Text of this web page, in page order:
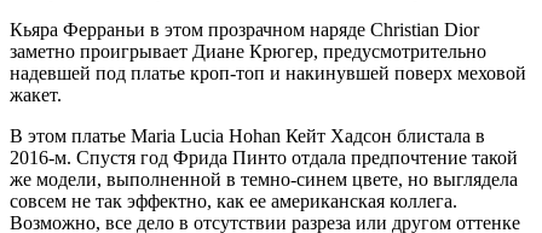
Кьяра Ферраньи в этом прозрачном наряде Christian Dior
заметно проигрывает Диане Крюгер, предусмотрительно
надевшей под платье кроп-топ и накинувшей поверх меховой
жакет.
В этом платье Maria Lucia Hohan Кейт Хадсон блистала в
2016-м. Спустя год Фрида Пинто отдала предпочтение такой
же модели, выполненной в темно-синем цвете, но выглядела
совсем не так эффектно, как ее американская коллега.
Возможно, все дело в отсутствии разреза или другом оттенке